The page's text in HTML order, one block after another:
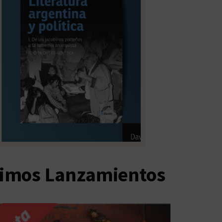
Lanzamientos